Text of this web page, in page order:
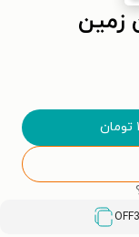
زمین
تومان